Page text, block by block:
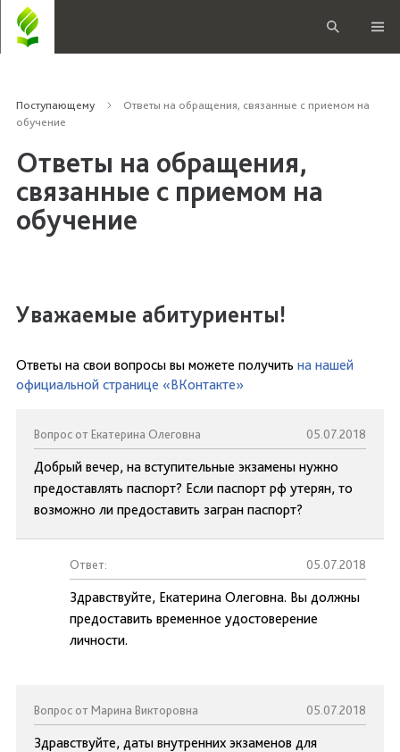
Поступающему
Ответы на обращения, связанные с приемом на
обучение
Ответы на обращения,
связанные с приемом на
обучение
Уважаемые абитуриенты!
Ответы на свои вопросы вы можете получить на нашей
официальной странице «ВКонтакте»
Вопрос от Екатерина Олеговна 05.07.2018
Добрый вечер, на вступительные экзамены нужно
предоставлять паспорт? Если паспорт рф утерян, то
возможно ли предоставить загран паспорт?
Ответ: 05.07.2018
Здравствуйте, Екатерина Олеговна. Вы должны
предоставить временное удостоверение
личности.
Вопрос от Марина Викторовна 05.07.2018
Здравствуйте, даты внутренних экзаменов для